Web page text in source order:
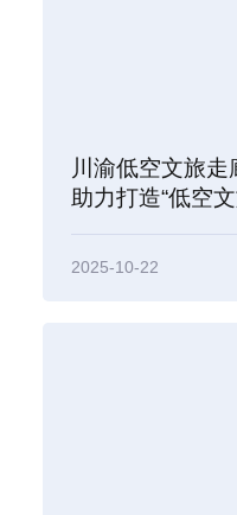
川渝低空文旅
助力打造“低空
2025-10-22